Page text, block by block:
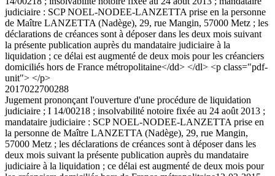
judiciaire : SCP NOEL-NODEE-LANZETTA prise en la personne
de Maître LANZETTA (Nadège), 29, rue Mangin, 57000 Metz ; les
déclarations de créances sont à déposer dans les deux mois suivant
la présente publication auprès du mandataire judiciaire à la
liquidation ; ce délai est augmenté de deux mois pour les créanciers
domiciliés hors de France métropolitaine</dd> </dl> <p class="pdf-
unit"> </p>
2017022700288
Jugement prononçant l'ouverture d'une procédure de liquidation
judiciaire ; I 14/00218 ; insolvabilité notoire fixée au 24 août 2013 ;
mandataire judiciaire : SCP NOEL-NODEE-LANZETTA prise en
la personne de Maître LANZETTA (Nadège), 29, rue Mangin,
57000 Metz ; les déclarations de créances sont à déposer dans les
deux mois suivant la présente publication auprès du mandataire
judiciaire à la liquidation ; ce délai est augmenté de deux mois pour